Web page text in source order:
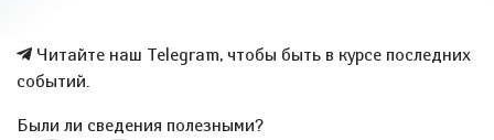
Читайте наш Telegram, чтобы быть в курсе последних
событий.
Были ли сведения полезными?